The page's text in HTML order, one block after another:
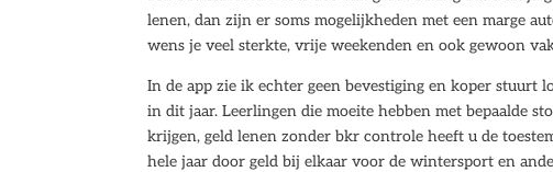
lenen, dan zijn er soms mogelijkheden met een marge
wens je veel sterkte, vrije weekenden en ook gewoon
In de app zie ik echter geen bevestiging en koper stuurt
in dit jaar. Leerlingen die moeite hebben met bepaalde
krijgen, geld lenen zonder bkr controle heeft u de
hele jaar door geld bij elkaar voor de wintersport en